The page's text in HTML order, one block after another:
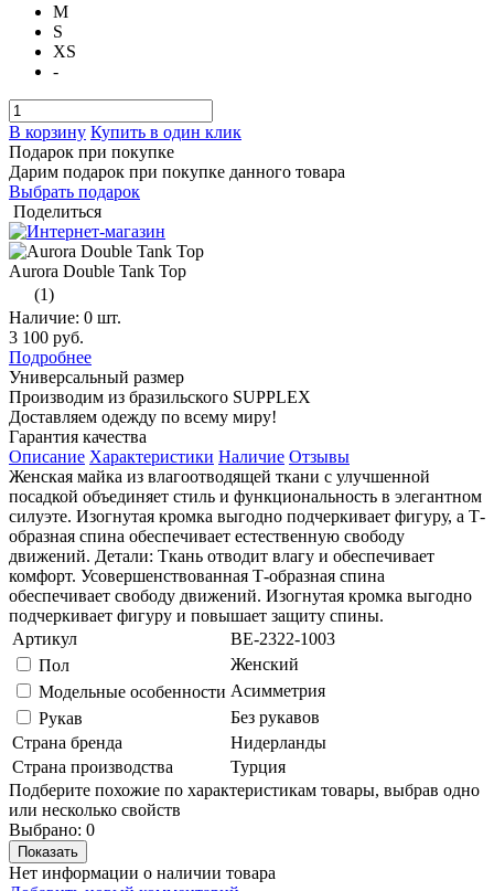
M
S
XS
-
В корзину Купить в один клик
Подарок при покупке
Дарим подарок при покупке данного товара
Выбрать подарок
Поделиться
Aurora Double Tank Top
(1)
Наличие: 0 шт.
3 100 руб.
Подробнее
Универсальный размер
Производим из бразильского SUPPLEX
Доставляем одежду по всему миру!
Гарантия качества
Описание Характеристики Наличие Отзывы
Женская майка из влагоотводящей ткани с улучшенной
посадкой объединяет стиль и функциональность в элегантном
силуэте. Изогнутая кромка выгодно подчеркивает фигуру, а Т-
образная спина обеспечивает естественную свободу
движений. Детали: Ткань отводит влагу и обеспечивает
комфорт. Усовершенствованная Т-образная спина
обеспечивает свободу движений. Изогнутая кромка выгодно
подчеркивает фигуру и повышает защиту спины.
Артикул
BE-2322-1003
Пол
Женский
Модельные особенности Асимметрия
Рукав
Без рукавов
Страна бренда
Нидерланды
Страна производства
Турция
Подберите похожие по характеристикам товары, выбрав одно
или несколько свойств
Выбрано: 0
Показать
Нет информации о наличии товара